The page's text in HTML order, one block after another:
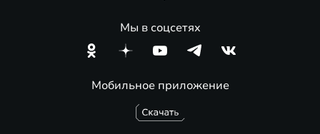
Мобильное приложение
Мы в соцсетях